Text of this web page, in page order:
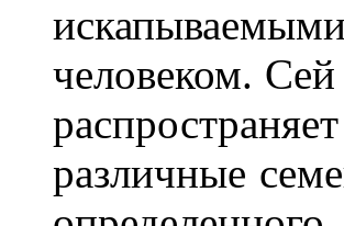
человеком.
различные